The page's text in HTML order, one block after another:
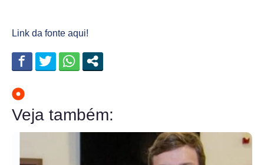
Link da fonte aqui!
Veja também: